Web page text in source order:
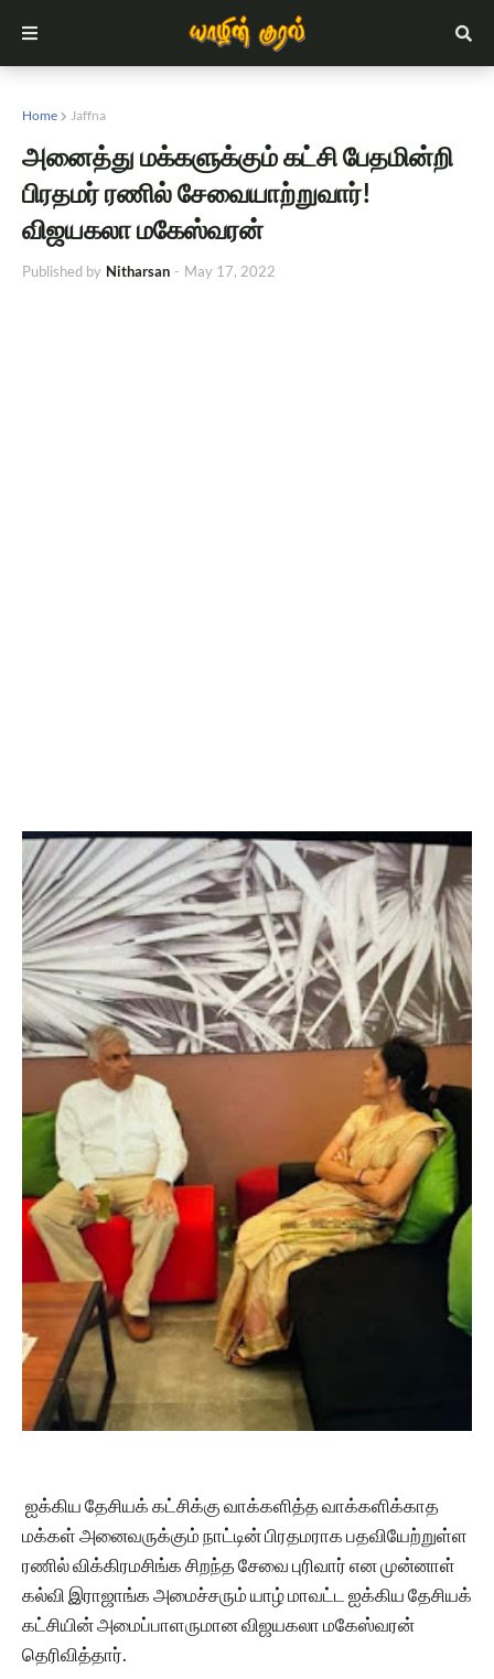
Home Jaffna
அனைத்து மக்களுக்கும் கட்சி பேதமின்றி
பிரதமர் ரணில் சேவையாற்றுவார்!
விஜயகலா மகேஸ்வரன்
Published by Nitharsan - May 17, 2022
ஐக்கிய தேசியக் கட்சிக்கு வாக்களித்த வாக்களிக்காத
மக்கள் அனைவருக்கும் நாட்டின் பிரதமராக பதவியேற்றுள்ள
ரணில் விக்கிரமசிங்க சிறந்த சேவை புரிவார் என முன்னாள்
கல்வி இராஜாங்க அமைச்சரும் யாழ் மாவட்ட ஐக்கிய தேசியக்
கட்சியின் அமைப்பாளருமான விஜயகலா மகேஸ்வரன்
தெரிவித்தார்.